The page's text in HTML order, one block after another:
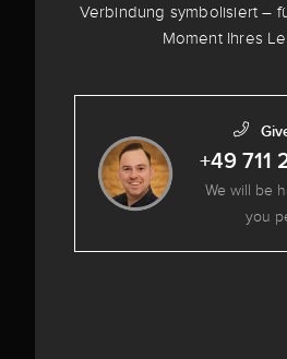
Verbindung symbolisiert –
Moment Ihres
+49 711
We will be
you